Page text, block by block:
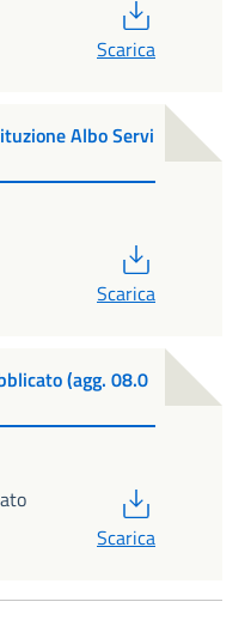
Scarica
Albo Servi
Scarica
(agg. 08.0
Scarica